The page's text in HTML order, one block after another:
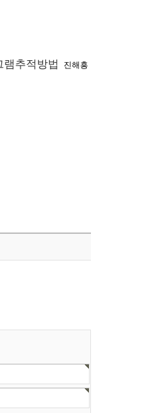
램추적방법 진해흥